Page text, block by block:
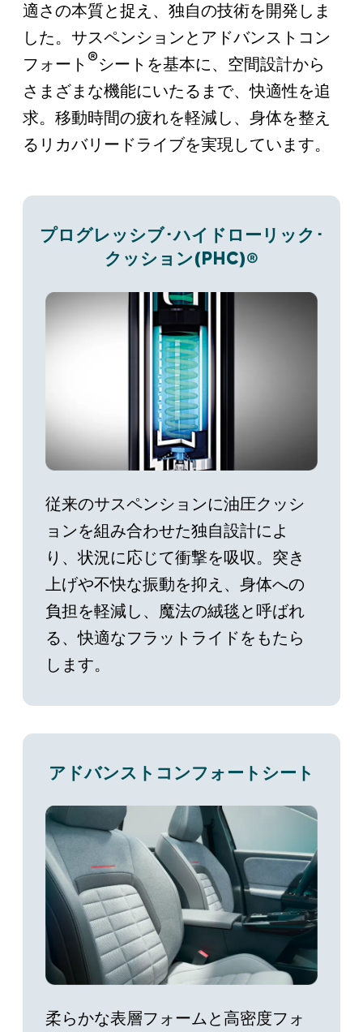
適さの本質と捉え、独自の技術を開発しま
した。 サスペンションとアドバンストコン
フォート ®シートを基本に、空間設計から
さまざまな機能にいたるまで、快適性を追
求。移動時間の疲れを軽減し、身体を整え
るリカバリードライブを実現しています。
プログレッシブ･ハイドローリック･
クッション(PHC)®
従来のサスペンションに油圧クッシ
ョンを組み合わせた独自設計によ
り、状況に応じて衝撃を吸収。突き
上げや不快な振動を抑え、身体への
負担を軽減し、魔法の絨毯と呼ばれ
る、快適なフラットライドをもたら
します。
アドバンストコンフォートシート
柔らかな表層フォームと高密度フォ